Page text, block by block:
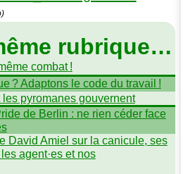
rubrique…
combat !
? Adaptons le code du travail !
pyromanes gouvernent
de Berlin : ne rien céder face
David Amiel sur la canicule, ses
agent·es et nos